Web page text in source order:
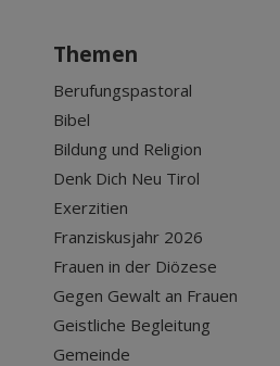
Themen
Berufungspastoral
Bibel
Bildung und Religion
Denk Dich Neu Tirol
Exerzitien
Franziskusjahr 2026
Frauen in der Diözese
Gegen Gewalt an Frauen
Geistliche Begleitung
Gemeinde